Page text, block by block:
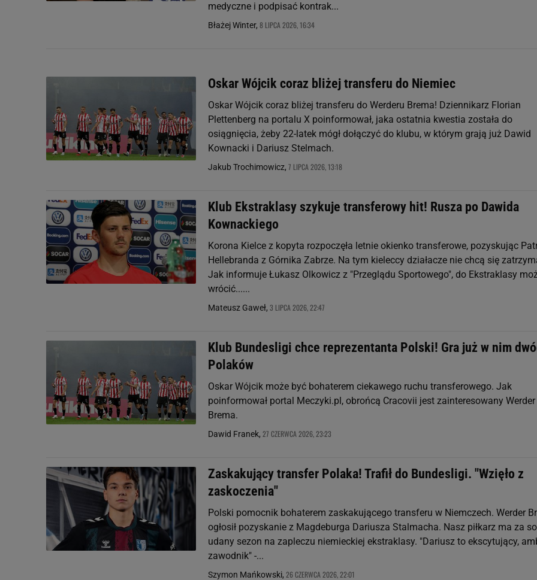
medyczne i podpisać kontrak...
Błażej Winter, 8 LIPCA 2026, 16:34
Oskar Wójcik coraz bliżej transferu do Niemiec
Oskar Wójcik coraz bliżej transferu do Werderu Brema! Dziennikarz Florian
Plettenberg na portalu X poinformował, jaka ostatnia kwestia została do
osiągnięcia, żeby 22-latek mógł dołączyć do klubu, w którym grają już Dawid
Kownacki i Dariusz Stelmach.
Jakub Trochimowicz, 7 LIPCA 2026, 13:18
Klub Ekstraklasy szykuje transferowy hit! Rusza po Dawida
Kownackiego
Korona Kielce z kopyta rozpoczęła letnie okienko transferowe, pozyskując
Hellebranda z Górnika Zabrze. Na tym kieleccy działacze nie chcą się
Jak informuje Łukasz Olkowicz z "Przeglądu Sportowego", do Ekstraklasy
wrócić......
Mateusz Gaweł, 3 LIPCA 2026, 22:47
Klub Bundesligi chce reprezentanta Polski! Gra już w nim
Polaków
Oskar Wójcik może być bohaterem ciekawego ruchu transferowego. Jak
poinformował portal Meczyki.pl, obrońcą Cracovii jest zainteresowany Werder
Brema.
Dawid Franek, 27 CZERWCA 2026, 23:23
Zaskakujący transfer Polaka! Trafił do Bundesligi. "Wzięło z
zaskoczenia"
Polski pomocnik bohaterem zaskakującego transferu w Niemczech. Werder
ogłosił pozyskanie z Magdeburga Dariusza Stalmacha. Nasz piłkarz ma za
udany sezon na zapleczu niemieckiej ekstraklasy. "Dariusz to ekscytujący,
zawodnik" -...
Szymon Mańkowski, 26 CZERWCA 2026, 22:01